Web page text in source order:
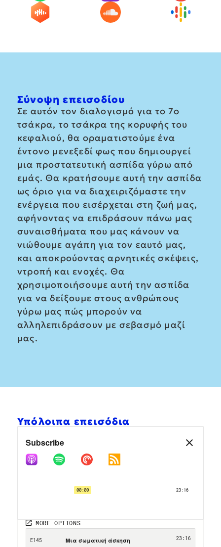
Σύνοψη επεισοδίου
Σε αυτόν τον διαλογισμό για το 7ο
τσάκρα, το τσάκρα της κορυφής του
κεφαλιού, θα οραματιστούμε ένα
έντονο μενεξεδί φως που δημιουργεί
μια προστατευτική ασπίδα γύρω από
εμάς. Θα κρατήσουμε αυτή την ασπίδα
ως όριο για να διαχειριζόμαστε την
ενέργεια που εισέρχεται στη ζωή μας,
αφήνοντας να επιδράσουν πάνω μας
συναισθήματα που μας κάνουν να
νιώθουμε αγάπη για τον εαυτό μας,
και αποκρούοντας αρνητικές σκέψεις,
ντροπή και ενοχές. Θα
χρησιμοποιήσουμε αυτή την ασπίδα
για να δείξουμε στους ανθρώπους
γύρω μας πώς μπορούν να
αλληλεπιδράσουν με σεβασμό μαζί
μας.
Υπόλοιπα επεισόδια